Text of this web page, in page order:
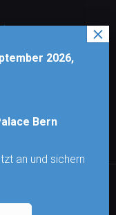
2026,
Bern
an und sichern